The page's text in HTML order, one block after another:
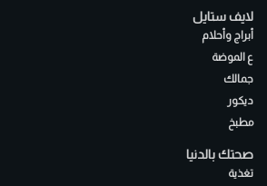
لايف ستايل
أبراج وأحلام
ع الموضة
جمالك
ديكور
مطبخ
صحتك بالدنيا
تغذية